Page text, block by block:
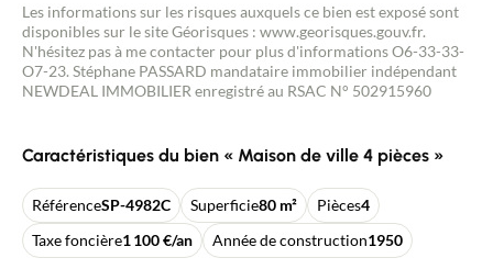
Les informations sur les risques auxquels ce bien est exposé sont
disponibles sur le site Géorisques : www.georisques.gouv.fr.
N'hésitez pas à me contacter pour plus d'informations O6-33-33-
O7-23. Stéphane PASSARD mandataire immobilier indépendant
NEWDEAL IMMOBILIER enregistré au RSAC N° 502915960
Caractéristiques du bien « Maison de ville 4 pièces »
RéférenceSP-4982C Superficie80 m² Pièces4
Taxe foncière1 100 €/an Année de construction1950